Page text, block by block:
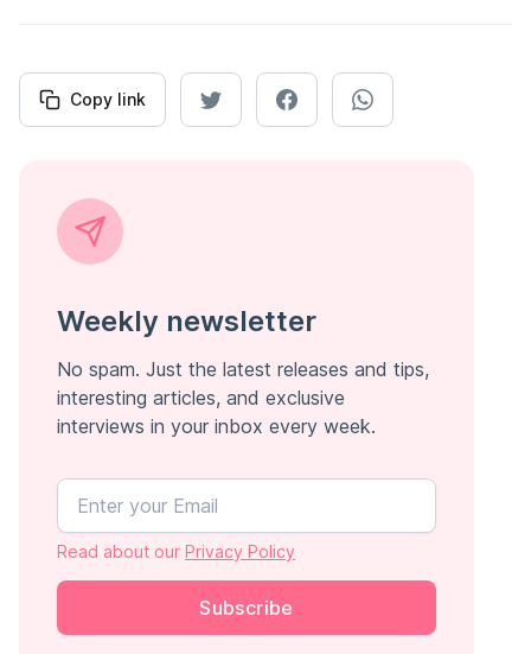
Copy link
Weekly newsletter
No spam. Just the latest releases and tips,
interesting articles, and exclusive
interviews in your inbox every week.
Read about our Privacy Policy
Subscribe